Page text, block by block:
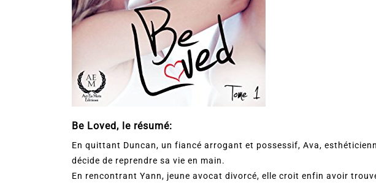
Be Loved, le résumé:
En quittant Duncan, un fiancé arrogant et possessif, Ava,
décide de reprendre sa vie en main.
En rencontrant Yann, jeune avocat divorcé, elle croit enfin avoir